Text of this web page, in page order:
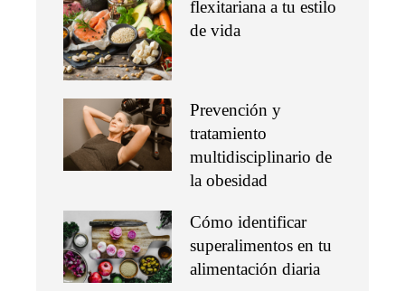
flexitariana a tu estilo
de vida
Prevención y
tratamiento
multidisciplinario de
la obesidad
Cómo identificar
superalimentos en tu
alimentación diaria